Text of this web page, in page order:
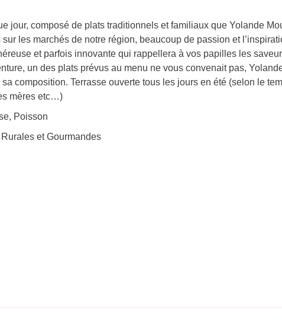
jour, composé de plats traditionnels et familiaux que Yolande
les marchés de notre région, beaucoup de passion et
et parfois innovante qui rappellera à vos papilles les
un des plats prévus au menu ne vous convenait pas,
composition. Terrasse ouverte tous les jours en été (selon le
mères etc…)
Poisson
et Gourmandes